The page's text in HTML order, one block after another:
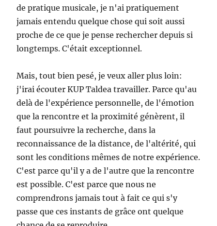
de pratique musicale, je n'ai pratiquement
jamais entendu quelque chose qui soit aussi
proche de ce que je pense rechercher depuis si
longtemps. C'était exceptionnel.
Mais, tout bien pesé, je veux aller plus loin:
j'irai écouter KUP Taldea travailler. Parce qu'au
delà de l'expérience personnelle, de l'émotion
que la rencontre et la proximité génèrent, il
faut poursuivre la recherche, dans la
reconnaissance de la distance, de l'altérité, qui
sont les conditions mêmes de notre expérience.
C'est parce qu'il y a de l'autre que la rencontre
est possible. C'est parce que nous ne
comprendrons jamais tout à fait ce qui s'y
passe que ces instants de grâce ont quelque